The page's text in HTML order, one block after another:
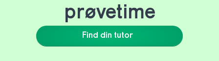
Find din tutor
prøvetime